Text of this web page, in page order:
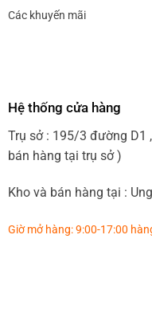
Các khuyến mãi
Hệ thống cửa hàng
Trụ sở : 195/3 đường D1
bán hàng tại trụ sở )
Kho và bán hàng tại :
Giờ mở hàng: 9:00-17:00